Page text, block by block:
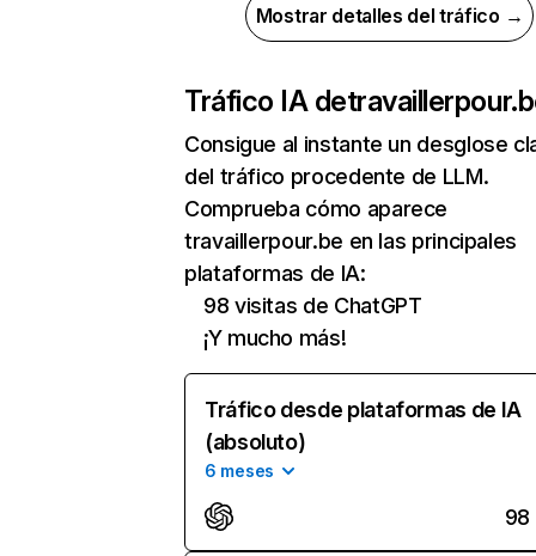
Mostrar detalles del tráfico →
Tráfico IA de
Consigue al instante un desglose
del tráfico procedente de LLM.
Comprueba cómo aparece
travaillerpour.be en las principales
plataformas de IA:
98 visitas de ChatGPT
¡Y mucho más!
Tráfico desde plataformas de IA
(absoluto)
6 meses
98